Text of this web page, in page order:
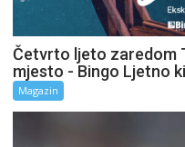
Četvrto ljeto zaredom
mjesto - Bingo Ljetno
Magazin